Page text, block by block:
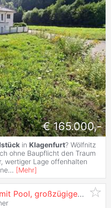
€ 165.000,-
in Klagenfurt? Wölfnitz
ohne Baupflicht den Traum
wertiger Lage offenhalten
... [Mehr]
Modernes Einfamilienhaus mit Pool, großzügigen Terrassen und Garagenanbau